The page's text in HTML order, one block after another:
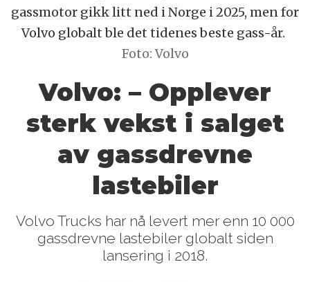
gassmotor gikk litt ned i Norge i 2025, men for
Volvo globalt ble det tidenes beste gass-år.
Foto: Volvo
Volvo: – Opplever
sterk vekst i salget
av gassdrevne
lastebiler
Volvo Trucks har nå levert mer enn 10 000
gassdrevne lastebiler globalt siden
lansering i 2018.